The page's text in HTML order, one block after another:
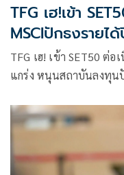
TFG เฮ!เข้า
MSCIปักธงรายไ
TFG เฮ! เข้า SET50 ต่
แกร่ง หนุนสถาบันลงทุน
สู่ 850 สาขา และเร่งลง